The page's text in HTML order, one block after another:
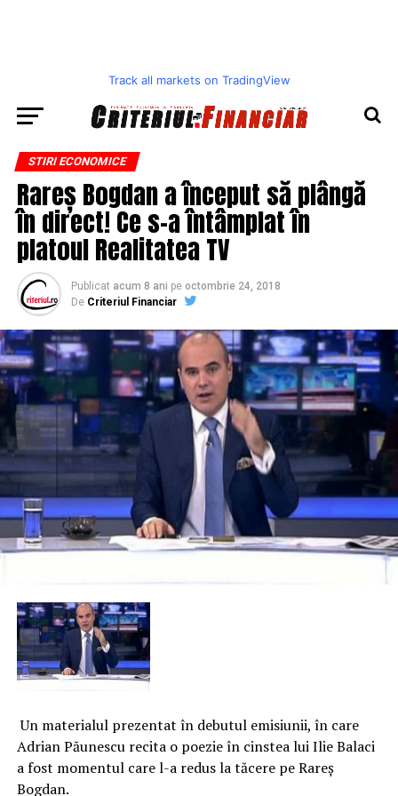
Track all markets on TradingView
STIRI ECONOMICE
Rareș Bogdan a început să plângă
în direct! Ce s-a întâmplat în
platoul Realitatea TV
Publicat acum 8 ani pe octombrie 24, 2018
De Criteriul Financiar
Un materialul prezentat în debutul emisiunii, în care
Adrian Păunescu recita o poezie în cinstea lui Ilie Balaci
a fost momentul care l-a redus la tăcere pe Rareş
Bogdan.